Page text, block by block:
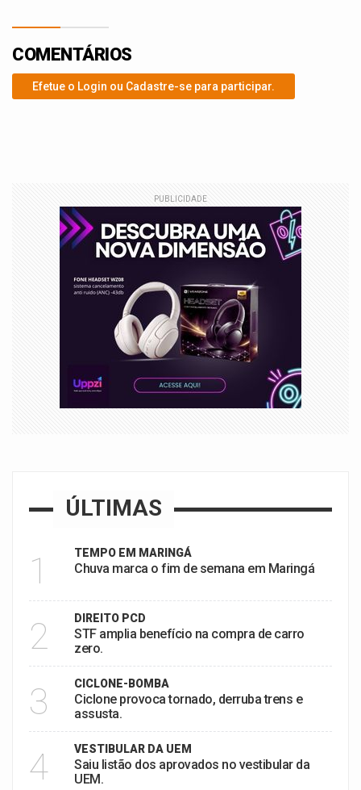
COMENTÁRIOS
Efetue o Login ou Cadastre-se para participar.
PUBLICIDADE
ÚLTIMAS
1 TEMPO EM MARINGÁ
Chuva marca o fim de semana em Maringá
2 DIREITO PCD
STF amplia benefício na compra de carro
zero.
3 CICLONE-BOMBA
Ciclone provoca tornado, derruba trens e
assusta.
4 VESTIBULAR DA UEM
Saiu listão dos aprovados no vestibular da
UEM.